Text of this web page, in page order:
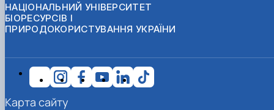
НАЦІОНАЛЬНИЙ УНІВЕРСИТЕТ
БІОРЕСУРСІВ І
ПРИРОДОКОРИСТУВАННЯ УКРАЇНИ
Карта сайту